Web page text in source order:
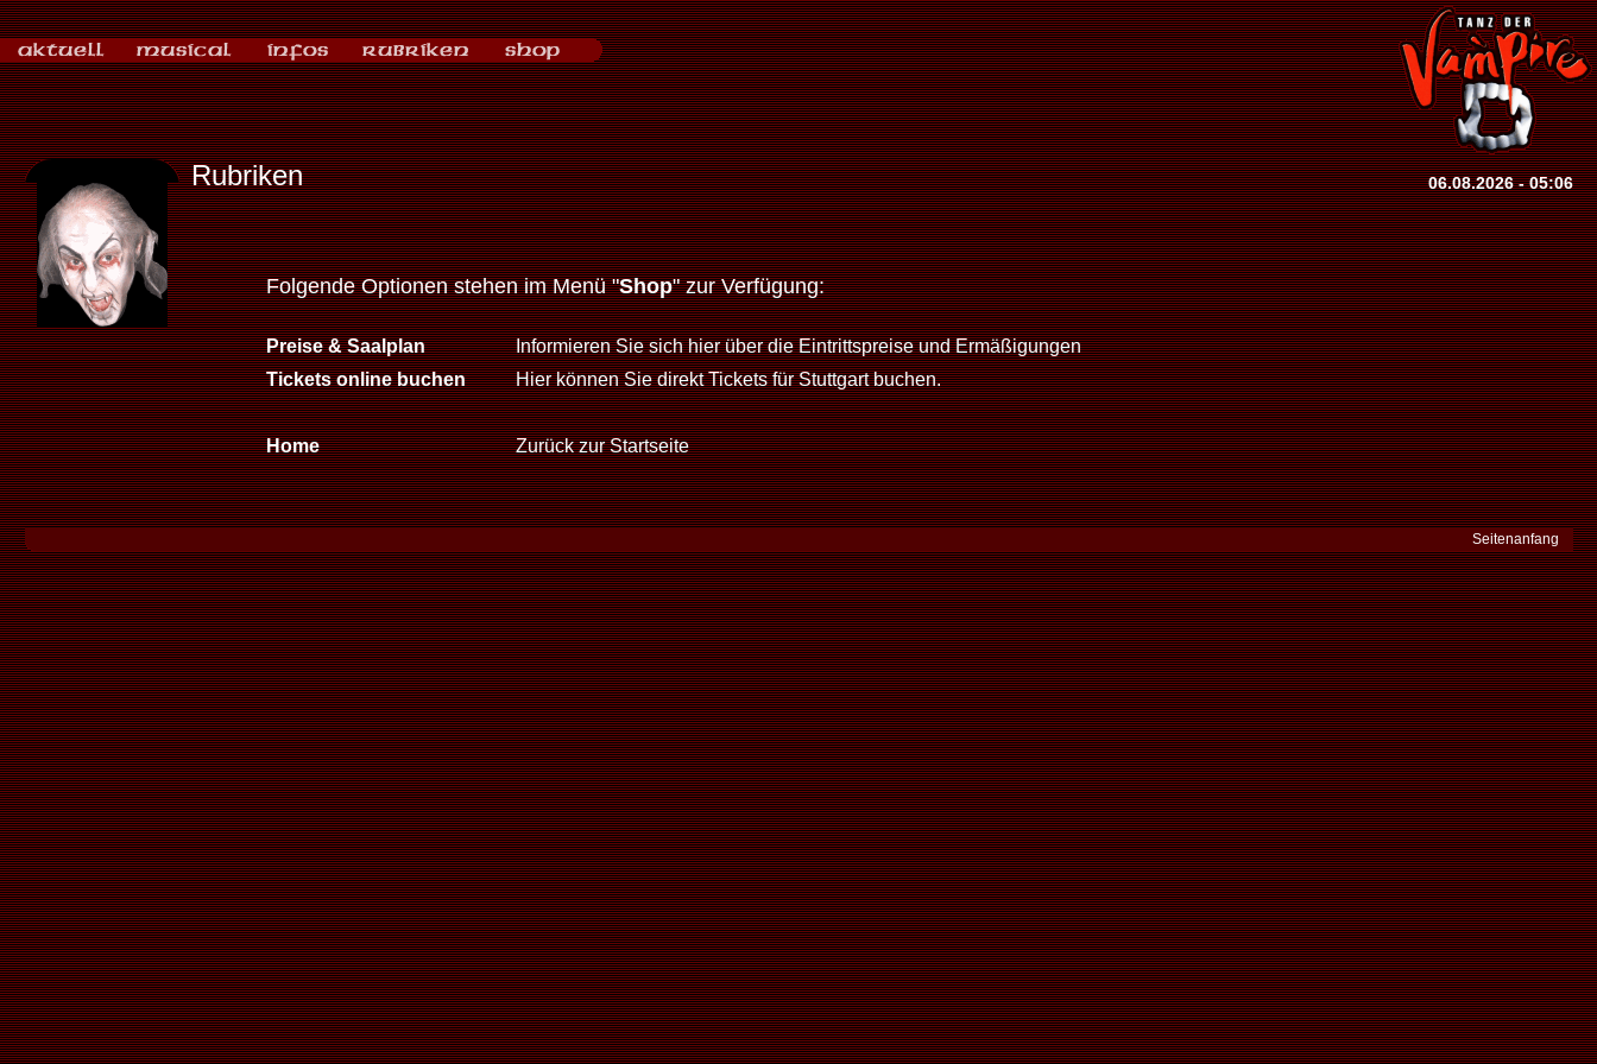
Rubriken 06.08.2026 - 05:06
Folgende Optionen stehen im Menü "Shop" zur Verfügung:
Preise & Saalplan
Informieren Sie sich hier über die Eintrittspreise und Ermäßigungen
Tickets online buchen
Hier können Sie direkt Tickets für Stuttgart buchen.
Home Zurück zur Startseite
Seitenanfang